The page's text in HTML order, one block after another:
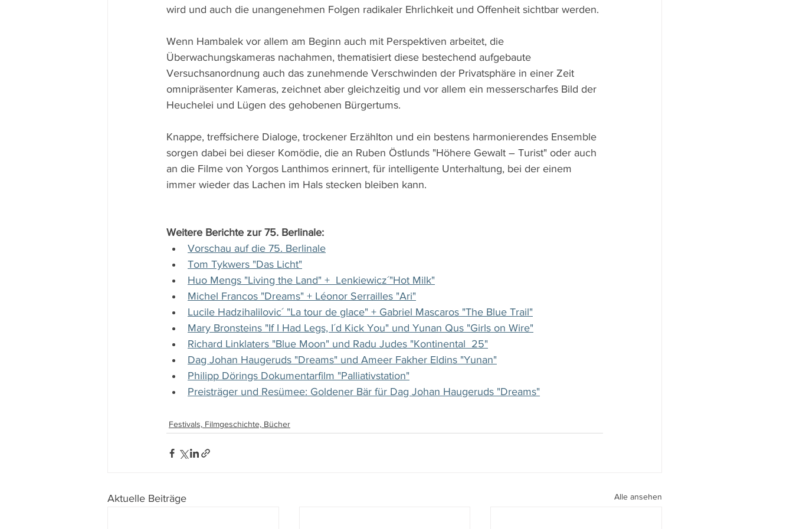
wird und auch die unangenehmen Folgen radikaler Ehrlichkeit und Offenheit sichtbar werden.
Wenn Hambalek vor allem am Beginn auch mit Perspektiven arbeitet, die
Überwachungskameras nachahmen, thematisiert diese bestechend aufgebaute
Versuchsanordnung auch das zunehmende Verschwinden der Privatsphäre in einer Zeit
omnipräsenter Kameras, zeichnet aber gleichzeitig und vor allem ein messerscharfes Bild der
Heuchelei und Lügen des gehobenen Bürgertums.
Knappe, treffsichere Dialoge, trockener Erzählton und ein bestens harmonierendes Ensemble
sorgen dabei bei dieser Komödie, die an Ruben Östlunds "Höhere Gewalt – Turist" oder auch
an die Filme von Yorgos Lanthimos erinnert, für intelligente Unterhaltung, bei der einem
immer wieder das Lachen im Hals stecken bleiben kann.
Weitere Berichte zur 75. Berlinale:
Vorschau auf die 75. Berlinale
Tom Tykwers "Das Licht"
Huo Mengs "Living the Land" +  Lenkiewicz´"Hot Milk"
Michel Francos "Dreams" + Léonor Serrailles "Ari"
Lucile Hadzihalilovic´ "La tour de glace" + Gabriel Mascaros "The Blue Trail"
Mary Bronsteins "If I Had Legs, I´d Kick You" und Yunan Qus "Girls on Wire"
Richard Linklaters "Blue Moon" und Radu Judes "Kontinental  25"
Dag Johan Haugeruds "Dreams" und Ameer Fakher Eldins "Yunan"
Philipp Dörings Dokumentarfilm "Palliativstation"
Preisträger und Resümee: Goldener Bär für Dag Johan Haugeruds "Dreams"
Festivals, Filmgeschichte, Bücher
Aktuelle Beiträge Alle ansehen